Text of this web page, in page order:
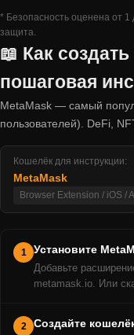
* Безопасность оценена от
защита.
📖 Как
пошаговая
MetaMask — самый
пользователей). DeFi,
Кошелёк для инструкции:
MetaMask
Browser Extension / iOS /
1 Установите
Добавьте
metamask.io. Или
2 Создайте